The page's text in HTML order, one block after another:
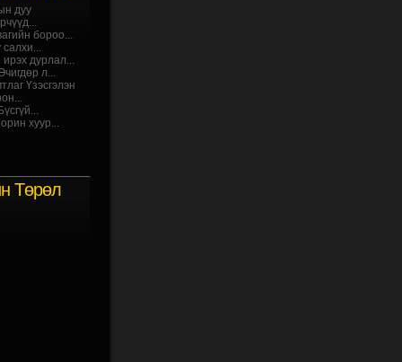
дуу
бороо...
салхи...
дурлал...
л...
Үзэсгэлэн
хуур...
Төрөл